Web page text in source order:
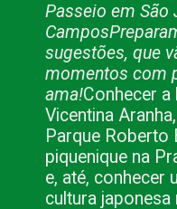
Passeio em São
Campos
sugestões, que
momentos com
ama!Conhecer
Vicentina
Parque Roberto
piquenique na
e, até, conhecer
cultura